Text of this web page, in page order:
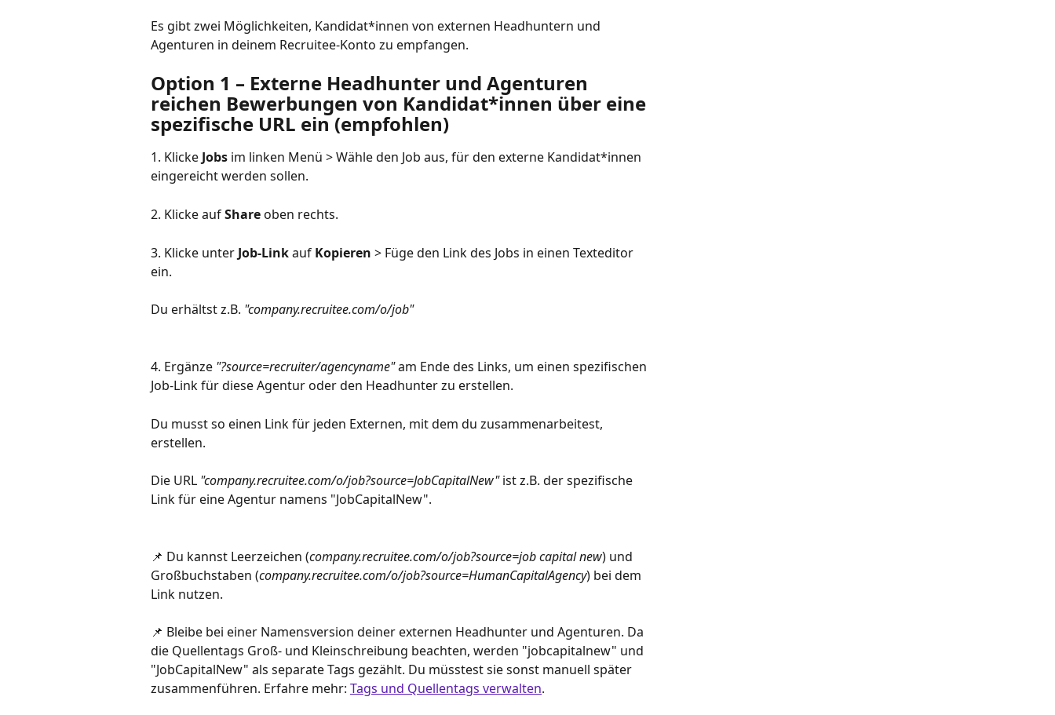
Es gibt zwei Möglichkeiten, Kandidat*innen von externen Headhuntern und
Agenturen in deinem Recruitee-Konto zu empfangen.
Option 1 – Externe Headhunter und Agenturen
reichen Bewerbungen von Kandidat*innen über eine
spezifische URL ein (empfohlen)
1. Klicke Jobs im linken Menü > Wähle den Job aus, für den externe Kandidat*innen
eingereicht werden sollen.
2. Klicke auf Share oben rechts.
3. Klicke unter Job-Link auf Kopieren > Füge den Link des Jobs in einen Texteditor
ein.
Du erhältst z.B. "company.recruitee.com/o/job"
4. Ergänze "?source=recruiter/agencyname" am Ende des Links, um einen spezifischen
Job-Link für diese Agentur oder den Headhunter zu erstellen.
Du musst so einen Link für jeden Externen, mit dem du zusammenarbeitest,
erstellen.
Die URL "company.recruitee.com/o/job?source=JobCapitalNew" ist z.B. der spezifische
Link für eine Agentur namens "JobCapitalNew".
📌 Du kannst Leerzeichen (company.recruitee.com/o/job?source=job capital new) und
Großbuchstaben (company.recruitee.com/o/job?source=HumanCapitalAgency) bei dem
Link nutzen.
📌 Bleibe bei einer Namensversion deiner externen Headhunter und Agenturen. Da
die Quellentags Groß- und Kleinschreibung beachten, werden "jobcapitalnew" und
"JobCapitalNew" als separate Tags gezählt. Du müsstest sie sonst manuell später
zusammenführen. Erfahre mehr: Tags und Quellentags verwalten.